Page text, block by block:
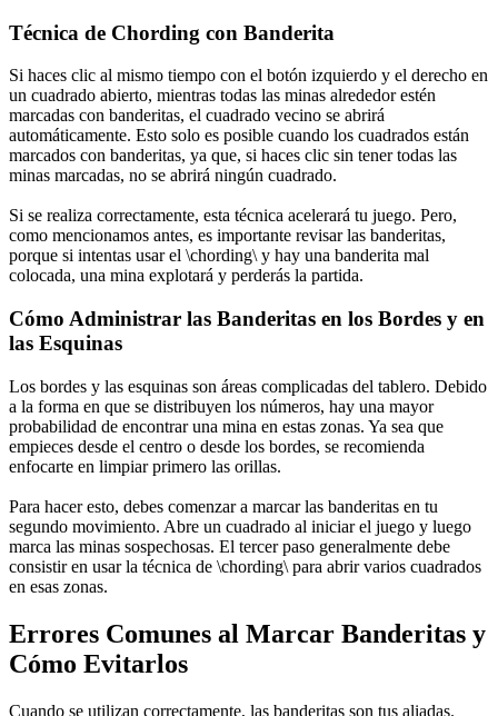
Técnica de Chording con Banderita
Si haces clic al mismo tiempo con el botón izquierdo y el derecho en
un cuadrado abierto, mientras todas las minas alrededor estén
marcadas con banderitas, el cuadrado vecino se abrirá
automáticamente. Esto solo es posible cuando los cuadrados están
marcados con banderitas, ya que, si haces clic sin tener todas las
minas marcadas, no se abrirá ningún cuadrado.
Si se realiza correctamente, esta técnica acelerará tu juego. Pero,
como mencionamos antes, es importante revisar las banderitas,
porque si intentas usar el \chording\ y hay una banderita mal
colocada, una mina explotará y perderás la partida.
Cómo Administrar las Banderitas en los Bordes y en
las Esquinas
Los bordes y las esquinas son áreas complicadas del tablero. Debido
a la forma en que se distribuyen los números, hay una mayor
probabilidad de encontrar una mina en estas zonas. Ya sea que
empieces desde el centro o desde los bordes, se recomienda
enfocarte en limpiar primero las orillas.
Para hacer esto, debes comenzar a marcar las banderitas en tu
segundo movimiento. Abre un cuadrado al iniciar el juego y luego
marca las minas sospechosas. El tercer paso generalmente debe
consistir en usar la técnica de \chording\ para abrir varios cuadrados
en esas zonas.
Errores Comunes al Marcar Banderitas y
Cómo Evitarlos
Cuando se utilizan correctamente, las banderitas son tus aliadas.